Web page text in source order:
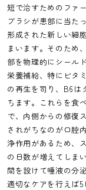
短で治すためのファ
ブラシが患部に当た
形成された新しい細
まいます。そのため
部を物理的にシール
栄養補給、特にビタ
の再生を司り、B6は
ちます。これらを食
で、内側からの修復
されがちなのが口腔
浄作用があるため、
の日数が増えてしま
間を設けて唾液の分
適切なケアを行えば